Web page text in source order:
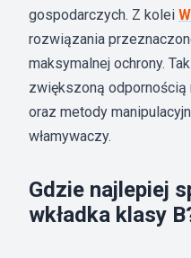
gospodarczych. Z kolei
rozwiązania
maksymalnej ochrony.
zwiększoną odpornością
oraz metody
włamywaczy.
Gdzie najlepiej
wkładka klasy